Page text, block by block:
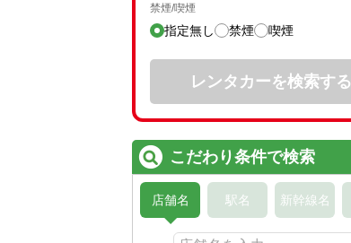
禁煙/喫煙
指定無し 禁煙 喫煙
レンタカーを検索する
こだわり条件で検索
店舗名 駅名 新幹線名